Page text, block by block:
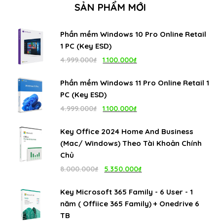
SẢN PHẨM MỚI
Phần mềm Windows 10 Pro Online Retail
1 PC (Key ESD)
4.999.000₫
Giá
là:
1.100.000₫
tại
Phần mềm Windows 11 Pro Online Retail 1
PC (Key ESD)
4.999.000₫
Giá
là:
1.100.000₫
tại
1.100.000₫.
Key Office 2024 Home And Business
(Mac/ Windows) Theo Tài Khoản Chính
Chủ
8.000.000₫
Giá
là:
5.350.000₫
tại
Key Microsoft 365 Family - 6 User - 1
năm ( Offiice 365 Family) + Onedrive 6
TB